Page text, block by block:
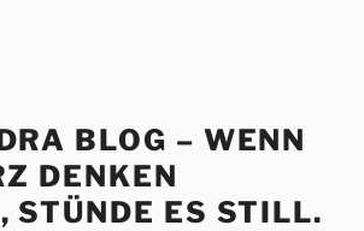
BLOG – WENN
DENKEN
STÜNDE ES STILL.